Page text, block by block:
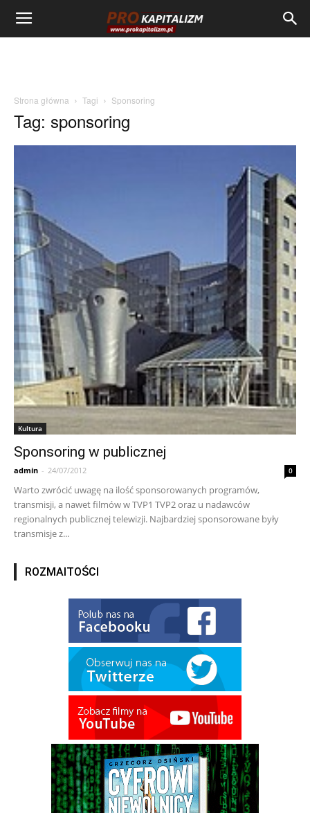
Strona główna Tagi Sponsoring
Tag: sponsoring
Kultura
Sponsoring w publicznej
admin - 24/07/2012 0
Warto zwrócić uwagę na ilość sponsorowanych programów,
transmisji, a nawet filmów w TVP1 TVP2 oraz u nadawców
regionalnych publicznej telewizji. Najbardziej sponsorowane były
transmisje z...
ROZMAITOŚCI